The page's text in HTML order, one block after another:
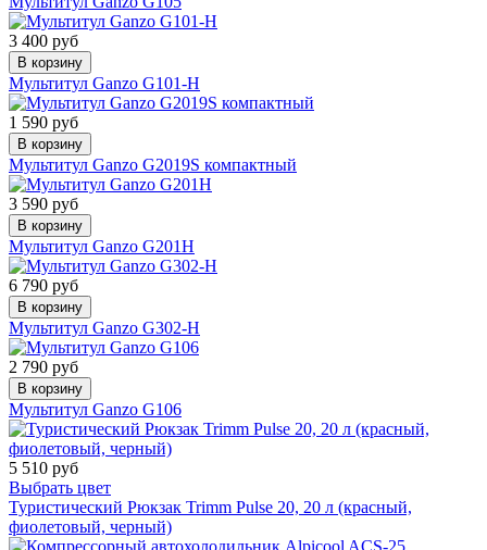
3 400 руб
В корзину
Мультитул Ganzo G101-H
1 590 руб
В корзину
Мультитул Ganzo G2019S компактный
3 590 руб
В корзину
Мультитул Ganzo G201H
6 790 руб
В корзину
Мультитул Ganzo G302-Н
2 790 руб
В корзину
Мультитул Ganzo G106
5 510 руб
Выбрать цвет
Туристический Рюкзак Trimm Pulse 20, 20 л (красный,
фиолетовый, черный)